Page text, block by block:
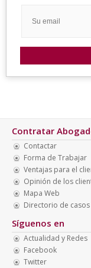
Contratar
Contactar
Forma de Trabajar
Ventajas para el
Opinión de los
Mapa Web
Directorio de casos
Síguenos en
Actualidad y Redes
Facebook
Twitter